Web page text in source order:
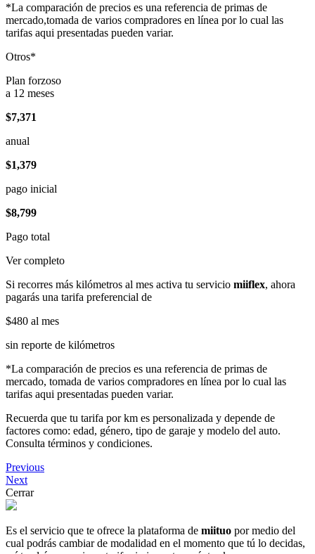
*La comparación de precios es una referencia de primas de
mercado,tomada de varios compradores en línea por lo cual las
tarifas aqui presentadas pueden variar.
Otros*
Plan forzoso
a 12 meses
$7,371
anual
$1,379
pago inicial
$8,799
Pago total
Ver completo
Si recorres más kilómetros al mes activa tu servicio miiflex, ahora
pagarás una tarifa preferencial de
$480 al mes
sin reporte de kilómetros
*La comparación de precios es una referencia de primas de
mercado, tomada de varios compradores en línea por lo cual las
tarifas aqui presentadas pueden variar.
Recuerda que tu tarifa por km es personalizada y depende de
factores como: edad, género, tipo de garaje y modelo del auto.
Consulta términos y condiciones.
Previous
Next
Cerrar
Es el servicio que te ofrece la plataforma de miituo por medio del
cual podrás cambiar de modalidad en el momento que tú lo decidas,